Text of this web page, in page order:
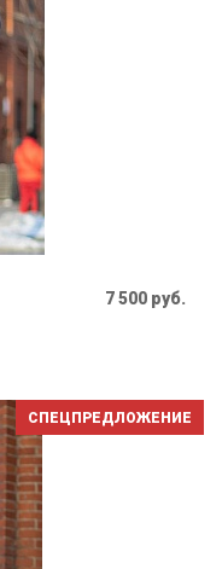
7 500 руб.
СПЕЦПРЕДЛОЖЕНИЕ